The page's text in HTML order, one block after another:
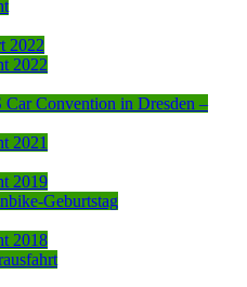
2022
2022
Car Convention in Dresden –
2021
2019
Geburtstag
2018